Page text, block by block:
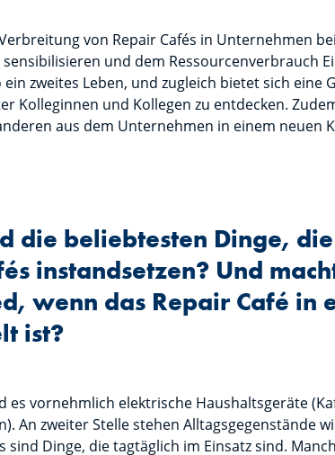
von Repair Cafés in Unternehmen
sensibilisieren und dem Ressourcenverbrauch
zweites Leben, und zugleich bietet sich eine
Kolleginnen und Kollegen zu entdecken.
aus dem Unternehmen in einem neuen
die beliebtesten Dinge,
instandsetzen? Und
wenn das Repair Café in
ist?
es vornehmlich elektrische Haushaltsgeräte
An zweiter Stelle stehen Alltagsgegenstände
sind Dinge, die tagtäglich im Einsatz sind.